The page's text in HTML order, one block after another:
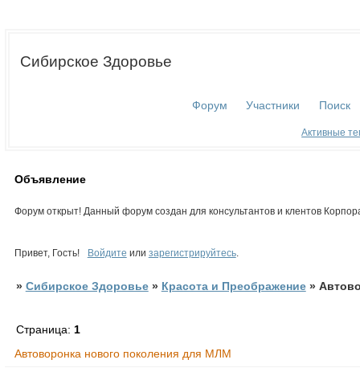
Сибирское Здоровье
Форум Участники Поиск
Активные
Объявление
Форум открыт! Данный форум создан для консультантов и клентов
Привет, Гость! Войдите или зарегистрируйтесь.
» Сибирское Здоровье » Красота и Преображение »
Автоворонка нового поколения для МЛМ
Страница: 1